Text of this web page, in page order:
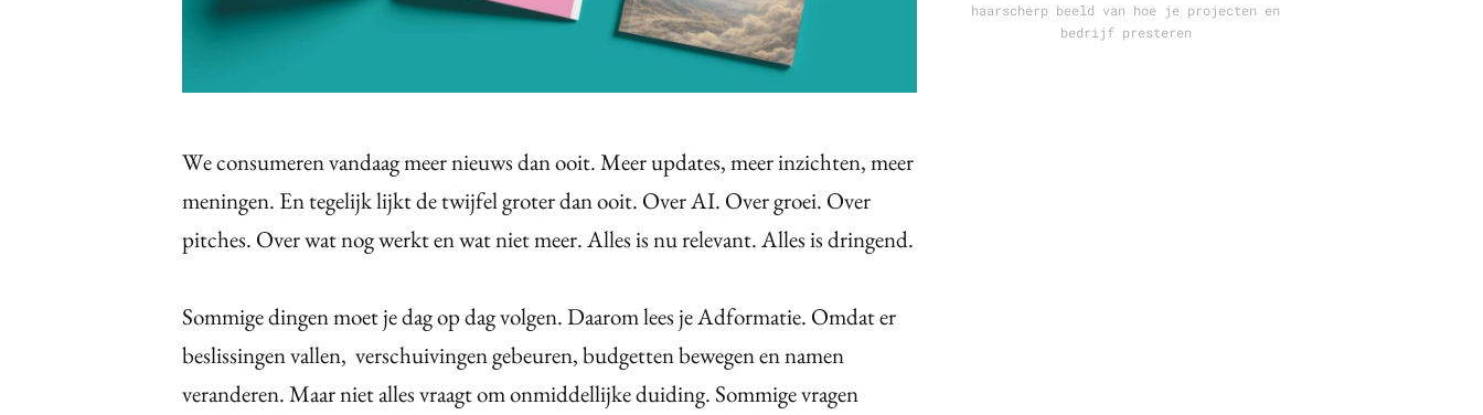
We consumeren vandaag meer nieuws dan ooit. Meer updates, meer inzichten, meer
meningen. En tegelijk lijkt de twijfel groter dan ooit. Over AI. Over groei. Over
pitches. Over wat nog werkt en wat niet meer. Alles is nu relevant. Alles is dringend.
Sommige dingen moet je dag op dag volgen. Daarom lees je Adformatie. Omdat er
beslissingen vallen, verschuivingen gebeuren, budgetten bewegen en namen
veranderen. Maar niet alles vraagt om onmiddellijke duiding. Sommige vragen
haarscherp beeld van hoe je projecten en
bedrijf presteren